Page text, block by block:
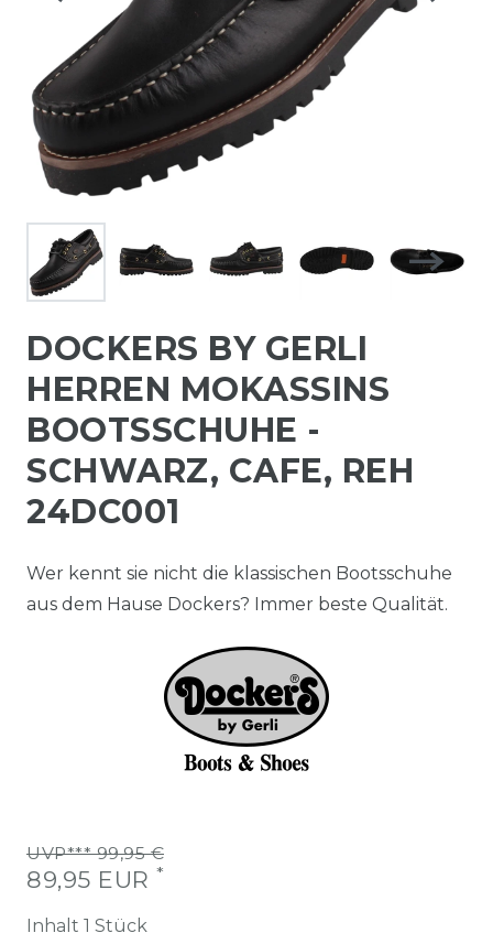
DOCKERS BY GERLI
HERREN MOKASSINS
BOOTSSCHUHE -
SCHWARZ, CAFE, REH
24DC001
Wer kennt sie nicht die klassischen Bootsschuhe
aus dem Hause Dockers? Immer beste Qualität.
UVP*** 99,95 €
89,95 EUR *
Inhalt 1 Stück